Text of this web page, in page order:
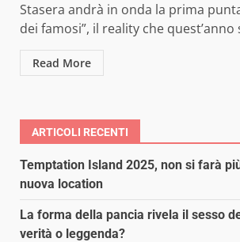
Stasera andrà in onda la prima
dei famosi”, il reality che
Read More
ARTICOLI RECENTI
Temptation Island 2025, non si farà
nuova location
La forma della pancia rivela il sesso
verità o leggenda?